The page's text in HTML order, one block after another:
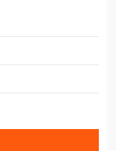
轴承